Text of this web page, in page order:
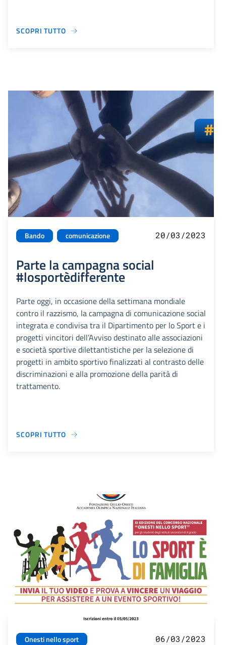
SCOPRI TUTTO
Bando comunicazione 20/03/2023
Parte la campagna social
#losportèdifferente
Parte oggi, in occasione della settimana mondiale
contro il razzismo, la campagna di comunicazione social
integrata e condivisa tra il Dipartimento per lo Sport e i
progetti vincitori dell’Avviso destinato alle associazioni
e società sportive dilettantistiche per la selezione di
progetti in ambito sportivo finalizzati al contrasto delle
discriminazioni e alla promozione della parità di
trattamento.
SCOPRI TUTTO
Onesti nello sport 06/03/2023